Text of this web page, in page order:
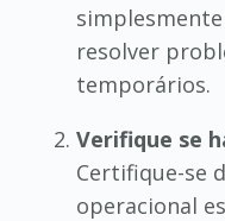
resolver
temporários.
Verifique se
Certifique-se
operacional